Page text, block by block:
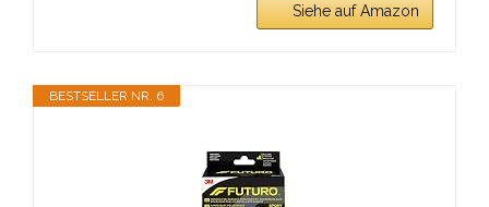
Siehe auf Amazon
BESTSELLER NR. 6